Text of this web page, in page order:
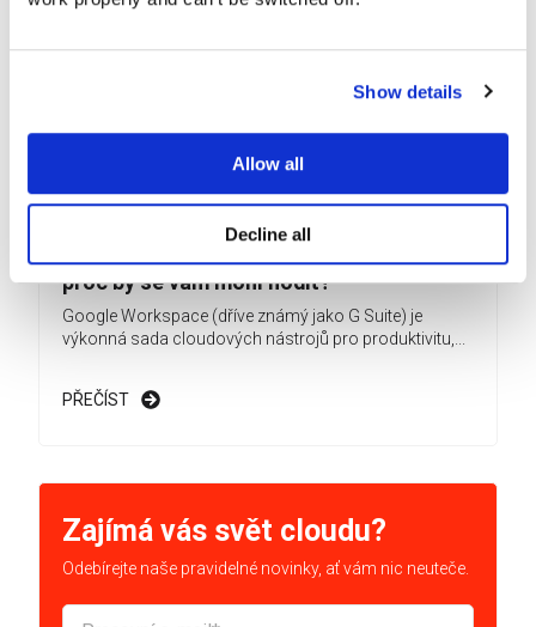
Show details
Allow all
Decline all
proč by se vám mohl hodit?
Google Workspace (dříve známý jako G Suite) je
výkonná sada cloudových nástrojů pro produktivitu,...
PŘEČÍST
Zajímá vás svět cloudu?
Odebírejte naše pravidelné novinky, ať vám nic neuteče.